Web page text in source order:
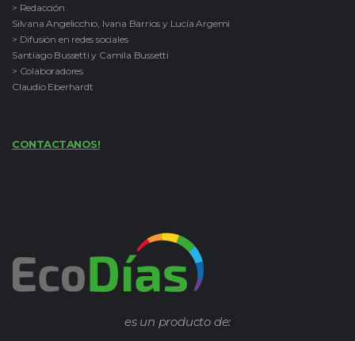
> Redacción
Silvana Angelicchio, Ivana Barrios y Lucía Argemi
> Difusión en redes sociales
Santiago Bussetti y Camila Bussetti
> Colaboradores
Claudio Eberhardt
CONTACTANOS!
es un producto de: